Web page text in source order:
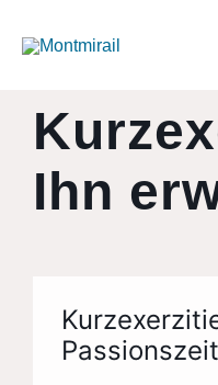
Inhalt
springen
Ihn
Passionszeit